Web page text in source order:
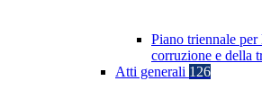
Piano triennale
corruzione e della
Atti generali 126